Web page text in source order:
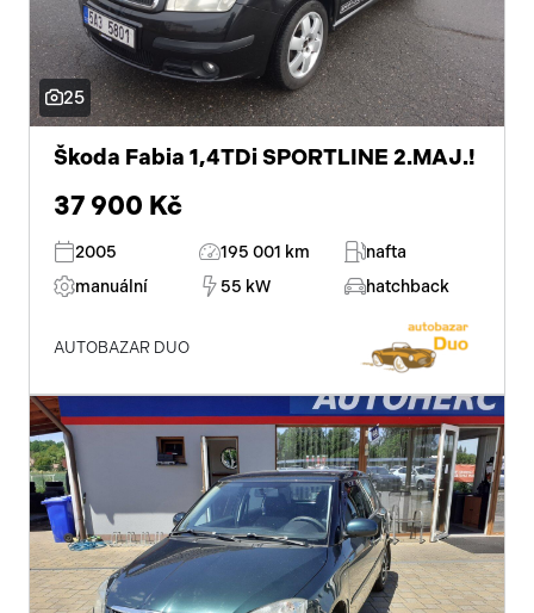
25
Škoda Fabia 1,4TDi SPORTLINE 2.MAJ.!
37 900 Kč
2005 195 001 km
nafta
manuální
55 kW hatchback
AUTOBAZAR DUO